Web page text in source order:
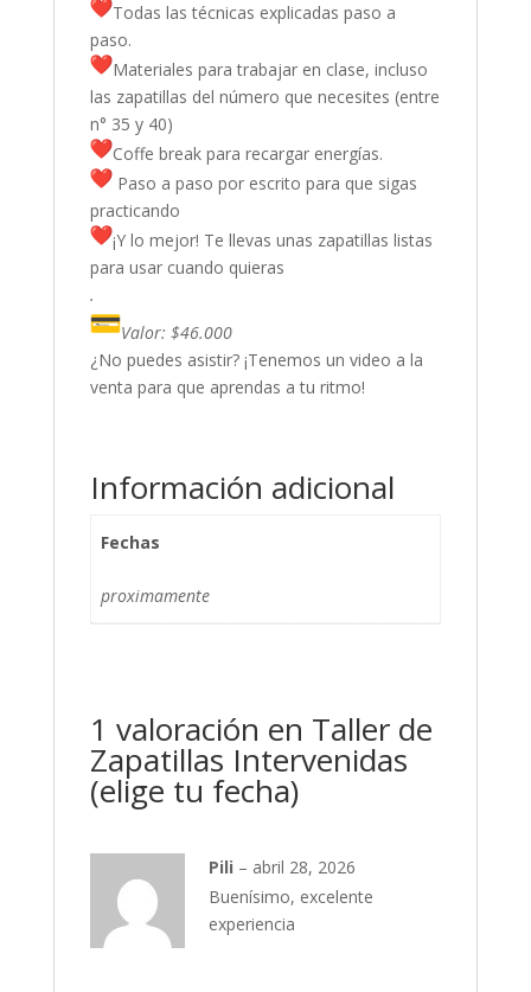
Todas las técnicas explicadas paso a
paso.
Materiales para trabajar en clase, incluso
las zapatillas del número que necesites (entre
n° 35 y 40)
Coffe break para recargar energías.
Paso a paso por escrito para que sigas
practicando
¡Y lo mejor! Te llevas unas zapatillas listas
para usar cuando quieras
.
Valor: $46.000
¿No puedes asistir? ¡Tenemos un video a la
venta para que aprendas a tu ritmo!
Información adicional
Fechas
proximamente
1 valoración en Taller de
Zapatillas Intervenidas
(elige tu fecha)
Pili – abril 28, 2026
Buenísimo, excelente
experiencia